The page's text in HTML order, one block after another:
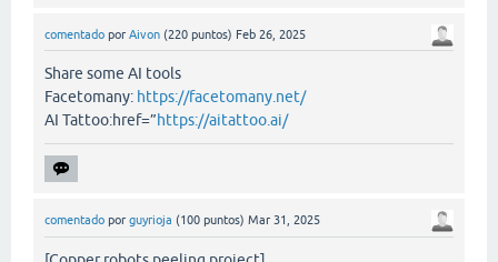
comentado por Aivon (220 puntos) Feb 26, 2025
Share some AI tools
Facetomany: https://facetomany.net/
AI Tattoo:href=”https://aitattoo.ai/
comentado por guyrioja (100 puntos) Mar 31, 2025